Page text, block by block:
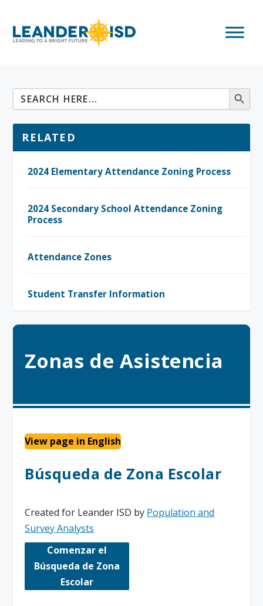
Zonas de Asistencia
View page in English
Búsqueda de Zona Escolar
Created for Leander ISD by Population and
Survey Analysts
Comenzar el
Búsqueda de Zona
Escolar
RELATED
2024 Elementary Attendance Zoning Process
2024 Secondary School Attendance Zoning
Process
Attendance Zones
Student Transfer Information